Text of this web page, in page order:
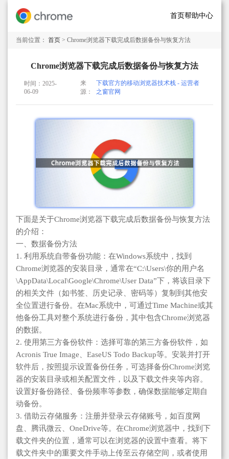
首页帮助中心
当前位置： 首页 > Chrome浏览器下载完成后数据备份与恢复方法
Chrome浏览器下载完成后数据备份与恢复方法
时间：2025-
06-09
来
源：
下载官方的移动浏览器技术栈 - 运营者
之窗官网
下面是关于Chrome浏览器下载完成后数据备份与恢复方法
的介绍：
一、数据备份方法
1. 利用系统自带备份功能：在Windows系统中，找到
Chrome浏览器的安装目录，通常在“C:\Users\你的用户名
\AppData\Local\Google\Chrome\User Data”下，将该目录下
的相关文件（如书签、历史记录、密码等）复制到其他安
全位置进行备份。在Mac系统中，可通过Time Machine或其
他备份工具对整个系统进行备份，其中包含Chrome浏览器
的数据。
2. 使用第三方备份软件：选择可靠的第三方备份软件，如
Acronis True Image、EaseUS Todo Backup等。安装并打开
软件后，按照提示设置备份任务，可选择备份Chrome浏览
器的安装目录或相关配置文件，以及下载文件夹等内容。
设置好备份路径、备份频率等参数，确保数据能够定期自
动备份。
3. 借助云存储服务：注册并登录云存储账号，如百度网
盘、腾讯微云、OneDrive等。在Chrome浏览器中，找到下
载文件夹的位置，通常可以在浏览器的设置中查看。将下
载文件夹中的重要文件手动上传至云存储空间，或者使用